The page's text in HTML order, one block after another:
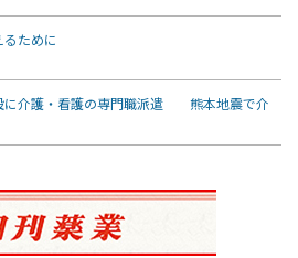
ために
に介護・看護の専門職派遣 熊本地震で介